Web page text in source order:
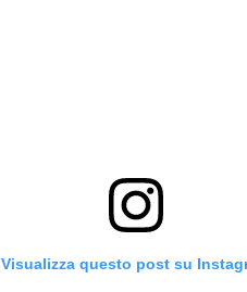
Visualizza questo post su